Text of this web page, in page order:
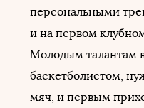
персональными
и на первом
Молодым талантам
баскетболистом,
мяч, и первым